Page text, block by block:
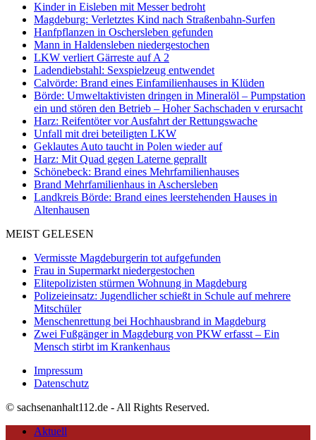
Kinder in Eisleben mit Messer bedroht
Magdeburg: Verletztes Kind nach Straßenbahn-Surfen
Hanfpflanzen in Oschersleben gefunden
Mann in Haldensleben niedergestochen
LKW verliert Gärreste auf A 2
Ladendiebstahl: Sexspielzeug entwendet
Calvörde: Brand eines Einfamilienhauses in Klüden
Börde: Umweltaktivisten dringen in Mineralöl – Pumpstation
ein und stören den Betrieb – Hoher Sachschaden v erursacht
Harz: Reifentöter vor Ausfahrt der Rettungswache
Unfall mit drei beteiligten LKW
Geklautes Auto taucht in Polen wieder auf
Harz: Mit Quad gegen Laterne geprallt
Schönebeck: Brand eines Mehrfamilienhauses
Brand Mehrfamilienhaus in Aschersleben
Landkreis Börde: Brand eines leerstehenden Hauses in
Altenhausen
MEIST GELESEN
Vermisste Magdeburgerin tot aufgefunden
Frau in Supermarkt niedergestochen
Elitepolizisten stürmen Wohnung in Magdeburg
Polizeieinsatz: Jugendlicher schießt in Schule auf mehrere
Mitschüler
Menschenrettung bei Hochhausbrand in Magdeburg
Zwei Fußgänger in Magdeburg von PKW erfasst – Ein
Mensch stirbt im Krankenhaus
Impressum
Datenschutz
© sachsenanhalt112.de - All Rights Reserved.
Aktuell